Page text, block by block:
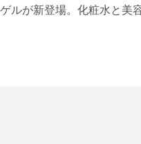
が新登場。化粧水と美